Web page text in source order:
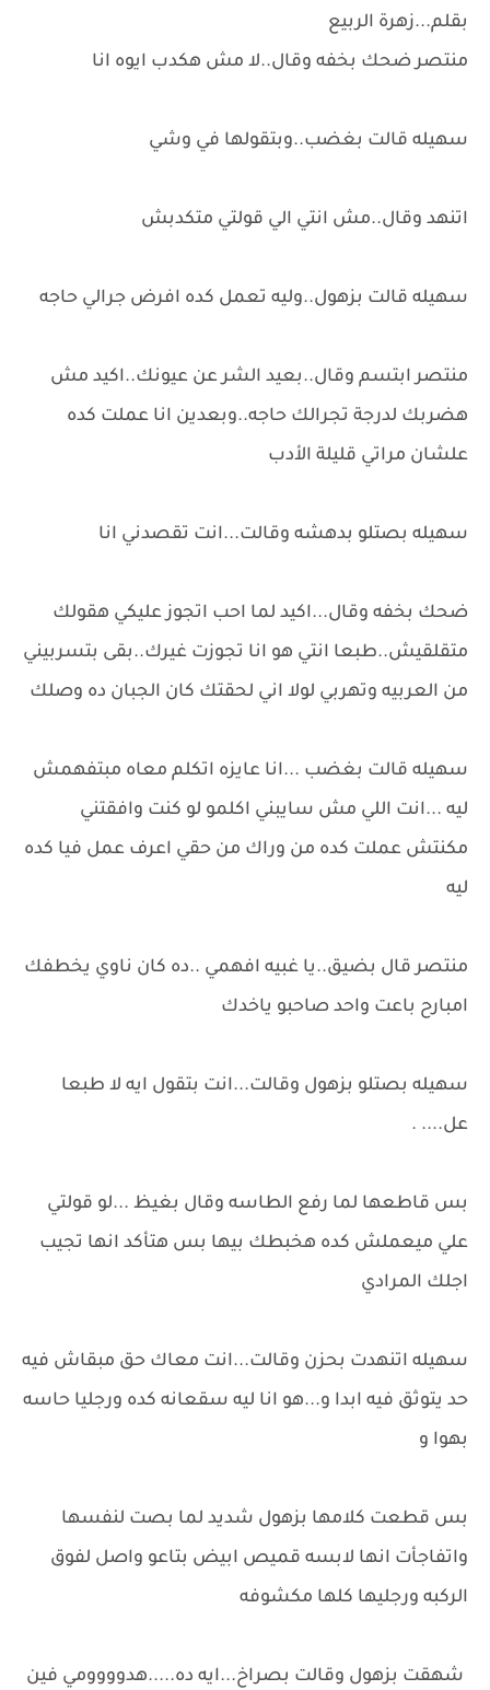
بقلم...زهرة الربيع
منتصر ضحك بخفه وقال..لا مش هكدب ايوه انا
سهيله قالت بغضب..وبتقولها في وشي
اتنهد وقال..مش انتي الي قولتي متكدبش
سهيله قالت بزهول..وليه تعمل كده افرض جرالي حاجه
منتصر ابتسم وقال..بعيد الشر عن عيونك..اكيد مش
هضربك لدرجة تجرالك حاجه..وبعدين انا عملت كده
علشان مراتي قليلة الأدب
سهيله بصتلو بدهشه وقالت...انت تقصدني انا
ضحك بخفه وقال...اكيد لما احب اتجوز عليكي هقولك
متقلقيش..طبعا انتي هو انا تجوزت غيرك..بقى بتسربيني
من العربيه وتهربي لولا اني لحقتك كان الجبان ده وصلك
سهيله قالت بغضب ...انا عايزه اتكلم معاه مبتفهمش
ليه ...انت اللي مش سايبني اكلمو لو كنت وافقتني
مكنتش عملت كده من وراك من حقي اعرف عمل فيا كده
ليه
منتصر قال بضيق..يا غبيه افهمي ..ده كان ناوي يخطفك
امبارح باعت واحد صاحبو ياخدك
سهيله بصتلو بزهول وقالت...انت بتقول ايه لا طبعا
عل.... .
بس قاطعها لما رفع الطاسه وقال بغيظ ...لو قولتي
علي ميعملش كده هخبطك بيها بس هتأكد انها تجيب
اجلك المرادي
سهيله اتنهدت بحزن وقالت...انت معاك حق مبقاش فيه
حد يتوثق فيه ابدا و...هو انا ليه سقعانه كده ورجليا حاسه
بهوا و
بس قطعت كلامها بزهول شديد لما بصت لنفسها
واتفاجأت انها لابسه قميص ابيض بتاعو واصل لفوق
الركبه ورجليها كلها مكشوفه
شهقت بزهول وقالت بصراخ...ايه ده.....هدوووومي فين